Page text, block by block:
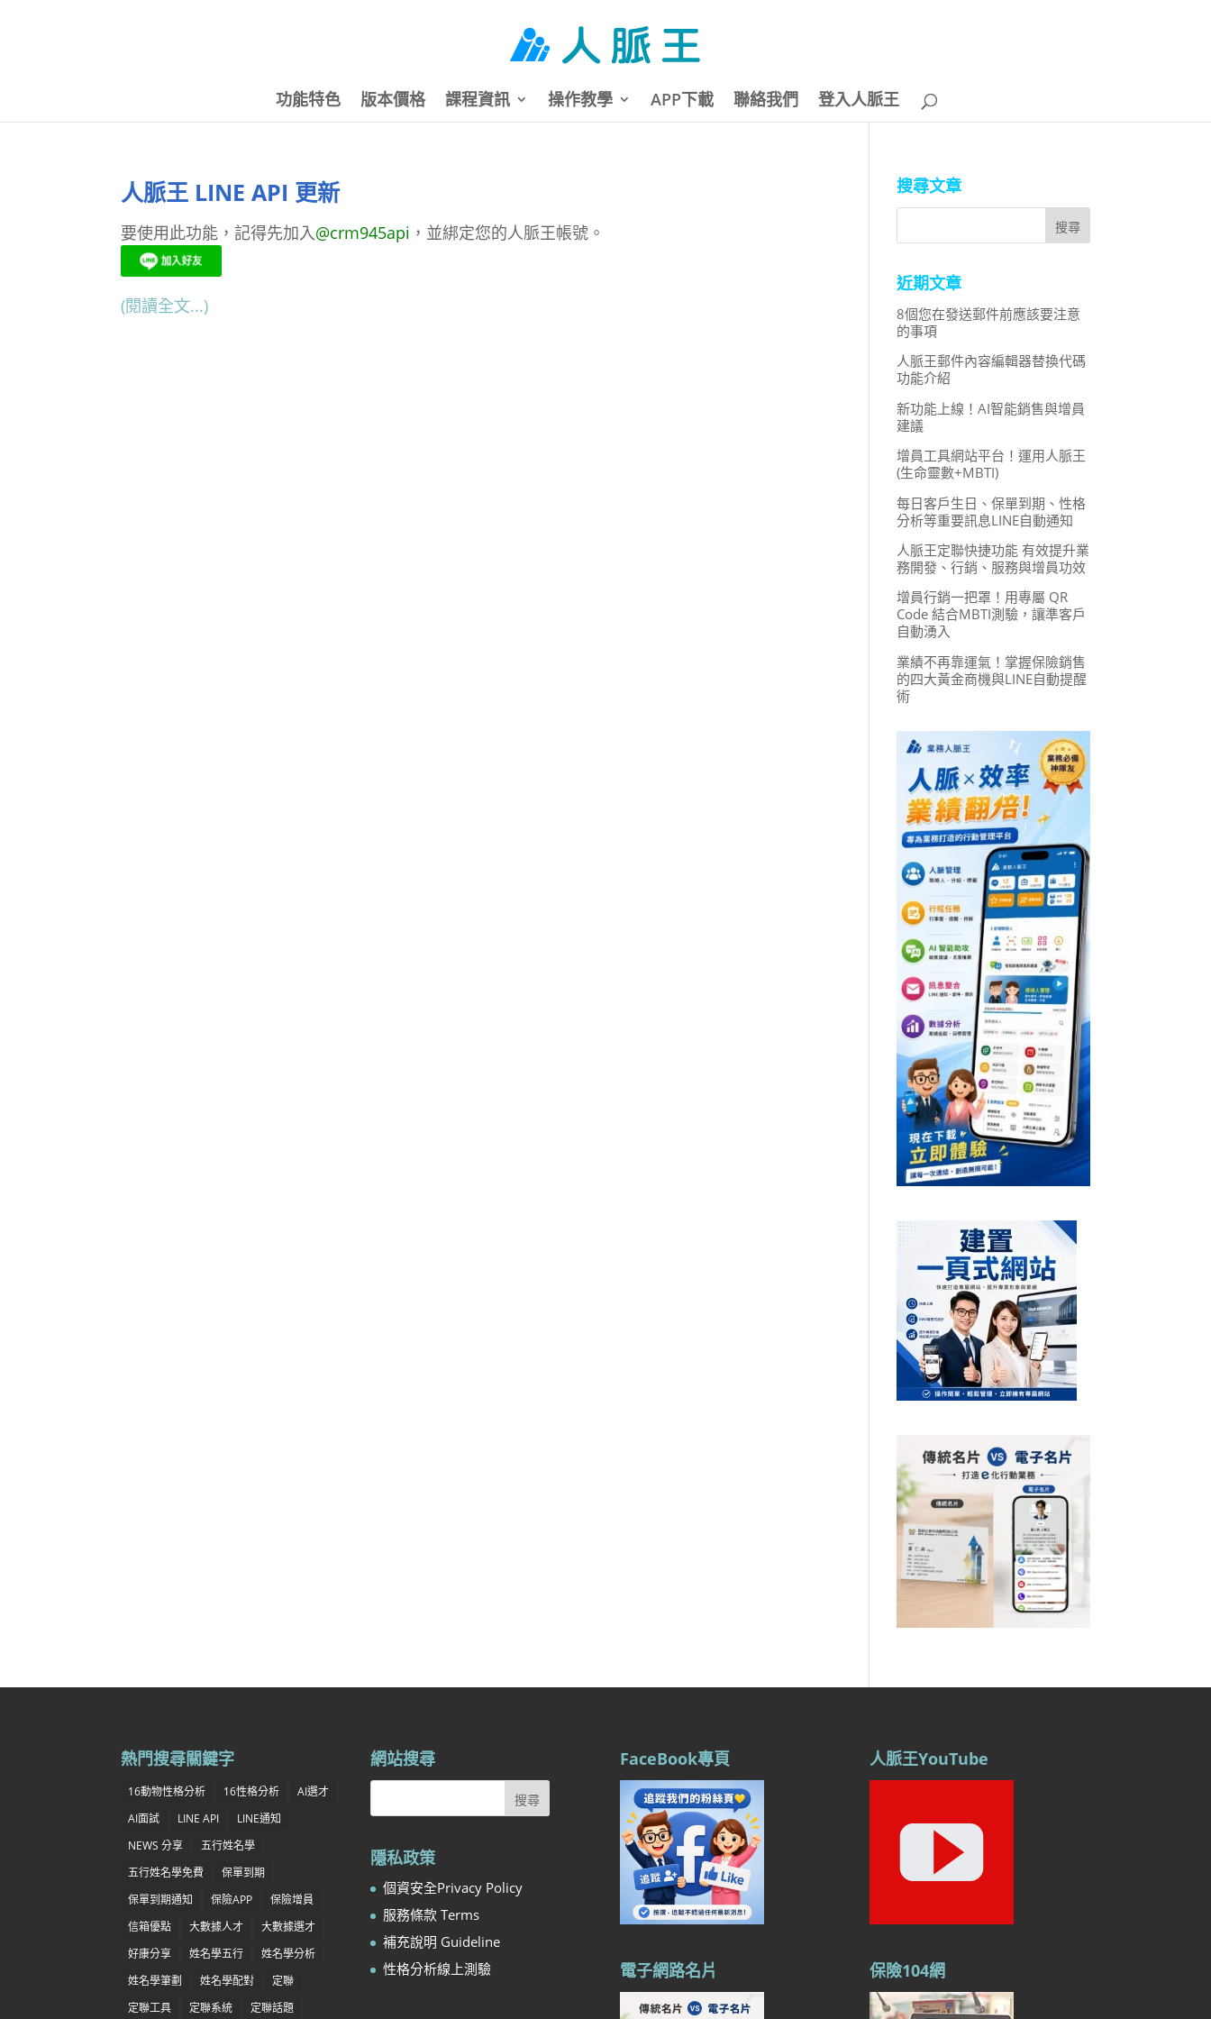
功能特色 版本價格 課程資訊 操作教學 APP下載 聯絡我們 登入人脈王
人脈王 LINE API 更新
要使用此功能，記得先加入@crm945api ，並綁定您的人脈王帳號。
(閱讀全文...)
搜尋文章
近期文章
8個您在發送郵件前應該要注意
的事項
人脈王郵件內容編輯器替換代碼
功能介紹
新功能上線！AI智能銷售與增員
建議
增員工具網站平台！運用人脈王
(生命靈數+MBTI)
每日客戶生日、保單到期、性格
分析等重要訊息LINE自動通知
人脈王定聯快捷功能 有效提升業
務開發、行銷、服務與增員功效
增員行銷一把罩！用專屬 QR
Code 結合MBTI測驗，讓準客戶
自動湧入
業績不再靠運氣！掌握保險銷售
的四大黃金商機與LINE自動提醒
術
熱門搜尋關鍵字
16動物性格分析 16性格分析
AI選才
AI面試
LINE API
LINE通知
NEWS 分享
五行姓名學
五行姓名學免費
保單到期
保單到期通知
保險APP
保險增員
信箱優點
大數據人才
大數據選才
好康分享
姓名學五行
姓名學分析
姓名學筆劃
姓名學配對
定聯
定聯工具
定聯系統 定聯話題
網站搜尋
隱私政策
個資安全Privacy Policy
服務條款 Terms
補充說明 Guideline
性格分析線上測驗
FaceBook專頁
電子網路名片
人脈王YouTube
保險104網